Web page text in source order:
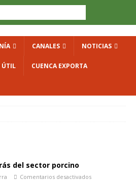
CANALES NOTICIAS
ÚTIL CUENCA EXPORTA
del sector porcino
Comentarios desactivados